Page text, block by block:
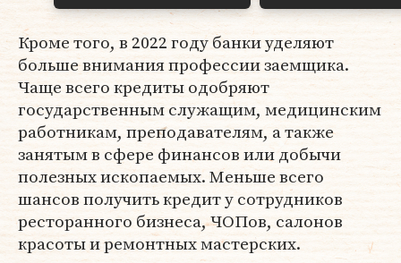
Кроме того, в 2022 году банки уделяют
больше внимания профессии заемщика.
Чаще всего кредиты одобряют
государственным служащим, медицинским
работникам, преподавателям, а также
занятым в сфере финансов или добычи
полезных ископаемых. Меньше всего
шансов получить кредит у сотрудников
ресторанного бизнеса, ЧОПов, салонов
красоты и ремонтных мастерских.